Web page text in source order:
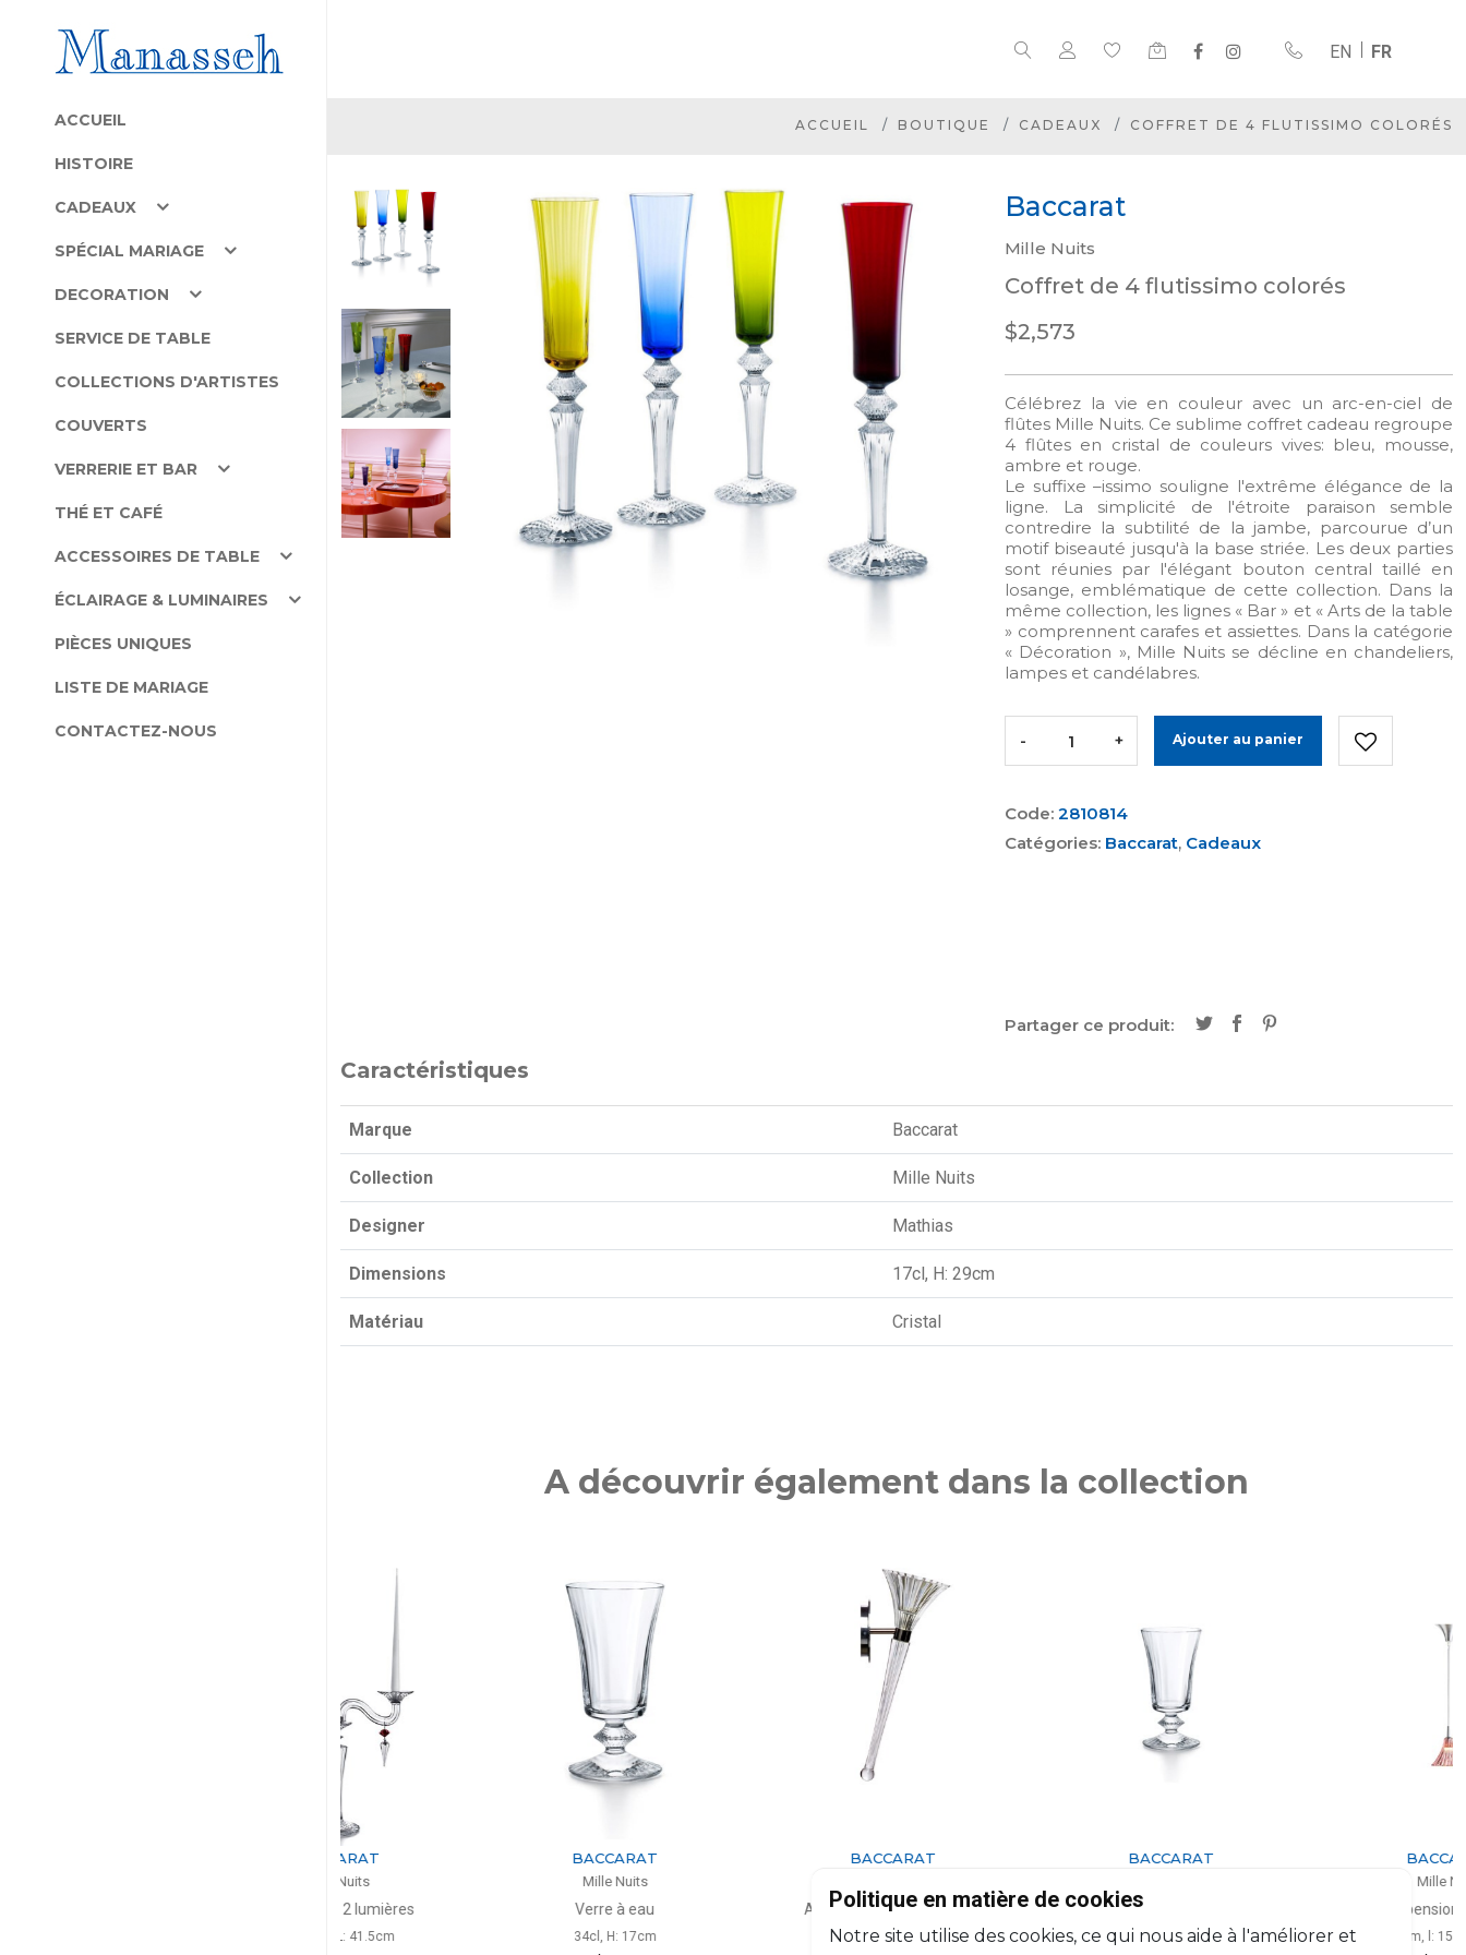
EN FR
ACCUEIL
HISTOIRE
CADEAUX
SPÉCIAL MARIAGE
DECORATION
SERVICE DE TABLE
COLLECTIONS D'ARTISTES
COUVERTS
VERRERIE ET BAR
THÉ ET CAFÉ
ACCESSOIRES DE TABLE
ÉCLAIRAGE & LUMINAIRES
PIÈCES UNIQUES
LISTE DE MARIAGE
CONTACTEZ-NOUS
ACCUEIL BOUTIQUE CADEAUX COFFRET DE 4 FLUTISSIMO COLORÉS
Baccarat
Mille Nuits
Coffret de 4 flutissimo colorés
$2,573
Célébrez la vie en couleur avec un arc-en-ciel de
flûtes Mille Nuits. Ce sublime coffret cadeau regroupe
4 flûtes en cristal de couleurs vives: bleu, mousse,
ambre et rouge.
Le suffixe –issimo souligne l'extrême élégance de la
ligne. La simplicité de l'étroite paraison semble
contredire la subtilité de la jambe, parcourue d’un
motif biseauté jusqu'à la base striée. Les deux parties
sont réunies par l'élégant bouton central taillé en
losange, emblématique de cette collection. Dans la
même collection, les lignes « Bar » et « Arts de la table
» comprennent carafes et assiettes. Dans la catégorie
« Décoration », Mille Nuits se décline en chandeliers,
lampes et candélabres.
- + Ajouter au panier
Code: 2810814
Catégories: Baccarat, Cadeaux
Partager ce produit:
Caractéristiques
Marque Baccarat
Collection Mille Nuits
Designer Mathias
Dimensions 17cl, H: 29cm
Matériau Cristal
A découvrir également dans la collection
Applique murale Torchère
H: 45cm, l: 15cm, L: 19cm
Verre à vin blanc
17cl, H: 15cm H: 11cm, l: 15cm, L: 15cm
Politique en matière de cookies
Notre site utilise des cookies, ce qui nous aide à l'améliorer et